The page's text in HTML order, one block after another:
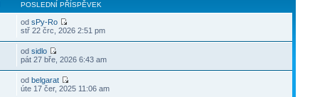
POSLEDNÍ PŘÍSPĚVEK
odsPy-Ro
stř 22 črc, 2026 2:51 pm
odsidlo
pát 27 bře, 2026 6:43 am
odbelgarat
úte 17 čer, 2025 11:06 am